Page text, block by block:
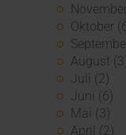
Oktober
August
Juli (2)
Juni (6)
Mai (3)
April (2)